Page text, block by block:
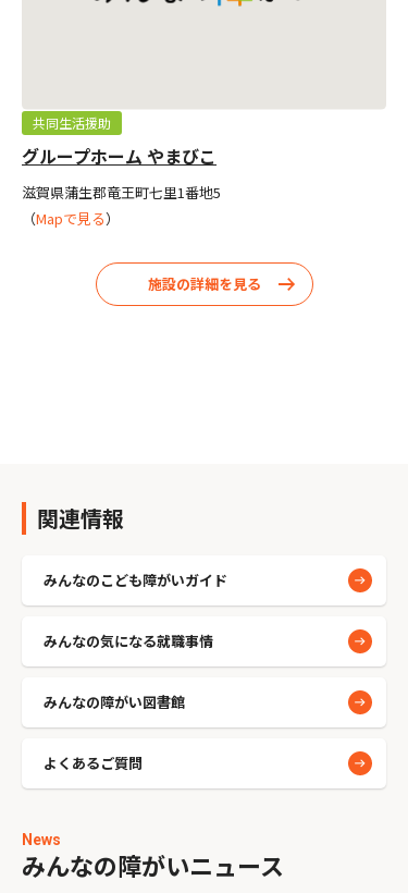
共同生活援助
グループホーム やまびこ
滋賀県蒲生郡竜王町七里1番地5
（Mapで見る）
施設の詳細を見る
関連情報
みんなのこども障がいガイド
みんなの気になる就職事情
みんなの障がい図書館
よくあるご質問
News
みんなの障がいニュース